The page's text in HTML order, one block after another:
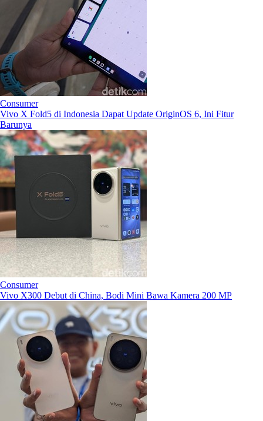
Consumer
Vivo X Fold5 di Indonesia Dapat Update OriginOS 6, Ini Fitur
Barunya
Consumer
Vivo X300 Debut di China, Bodi Mini Bawa Kamera 200 MP